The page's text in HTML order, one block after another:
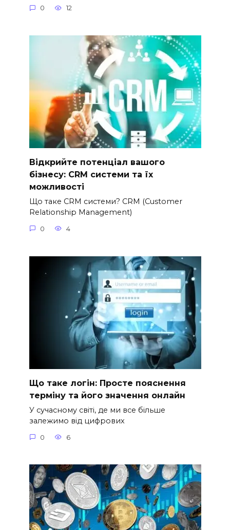
0 12
Відкрийте потенціал вашого
бізнесу: CRM системи та їх
можливості
Що таке CRM системи? CRM (Customer
Relationship Management)
0 4
Що таке логін: Просте пояснення
терміну та його значення онлайн
У сучасному світі, де ми все більше
залежимо від цифрових
0 6